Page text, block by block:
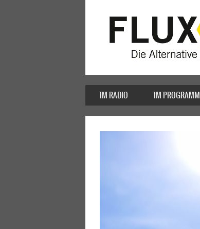
IM RADIO IM PROGRAMM